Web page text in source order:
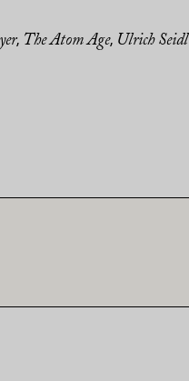
, The Atom Age, Ulrich Seidl